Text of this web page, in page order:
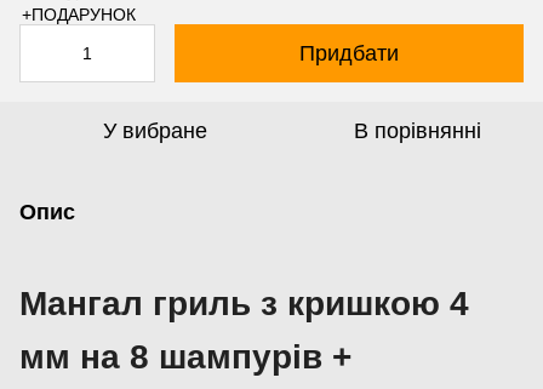
Придбати
У вибране В порівнянні
Опис
Мангал гриль з кришкою 4
мм на 8 шампурів +